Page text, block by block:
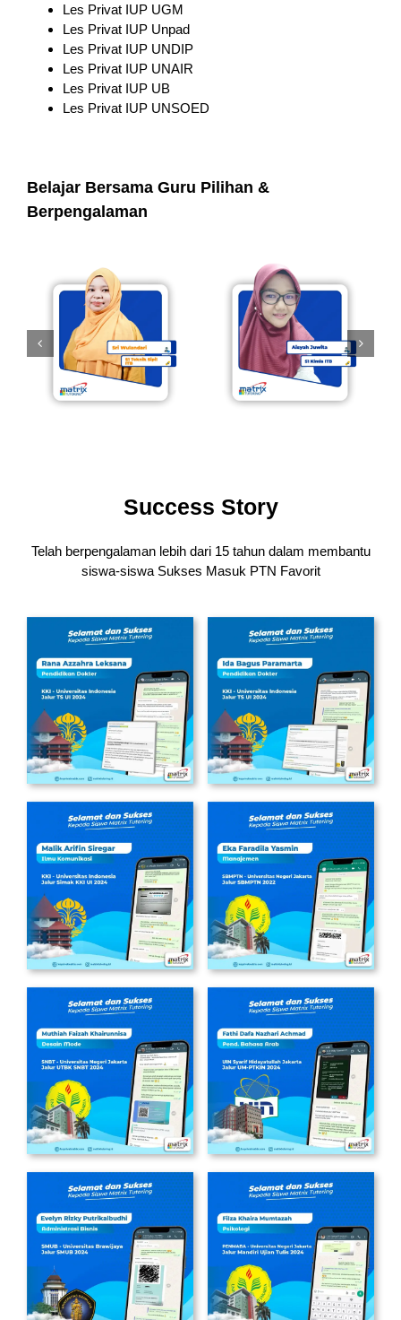
Les Privat IUP UGM
Les Privat IUP Unpad
Les Privat IUP UNDIP
Les Privat IUP UNAIR
Les Privat IUP UB
Les Privat IUP UNSOED
Belajar Bersama Guru Pilihan &
Berpengalaman
Success Story
Telah berpengalaman lebih dari 15 tahun dalam membantu
siswa-siswa Sukses Masuk PTN Favorit